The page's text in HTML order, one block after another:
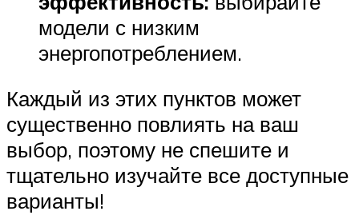
модели с низким
энергопотреблением.
Каждый из этих пунктов может
существенно повлиять на ваш
выбор, поэтому не спешите и
тщательно изучайте все доступные
варианты!